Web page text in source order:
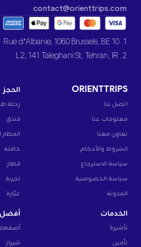
contact@orienttrips.com
1. 10 Rue d’Albanie, 1060 Brussels, BE
2. L2, 141 Taleghani St, Tehran, IR
ORIENTTRIPS
اتصل بنا
معلومات عنا
تعاون معنا
الشروط والأحكام
سياسة الاسترجاع
سياسة الخصوصية
المدونة
الحجز
رحلة
فندق
المطار
حافلة
قطار
تجربة
عبّارة
الخدمات
تأشيرة
تأمين
أفضل
شيراز